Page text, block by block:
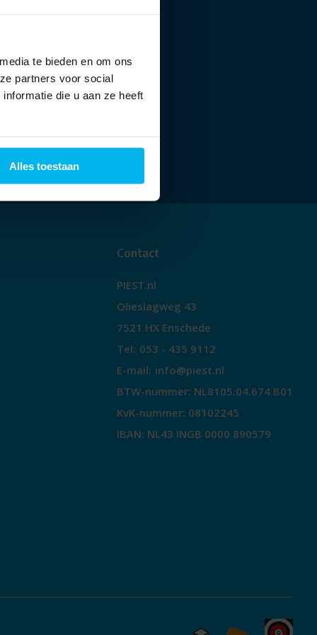
te bieden en om ons
partners voor social
die u aan ze heeft
Alles toestaan
Contact
PIEST.nl
Olieslagweg 43
7521 HX Enschede
Tel: 053 - 435 9112
E-mail: info@piest.nl
BTW-nummer: NL8105.04.674.B01
KvK-nummer: 08102245
IBAN: NL43 INGB 0000 890579